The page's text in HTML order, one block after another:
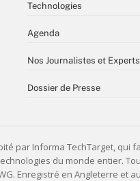
Technologies
Agenda
Nos Journalistes et Experts
Dossier de Presse